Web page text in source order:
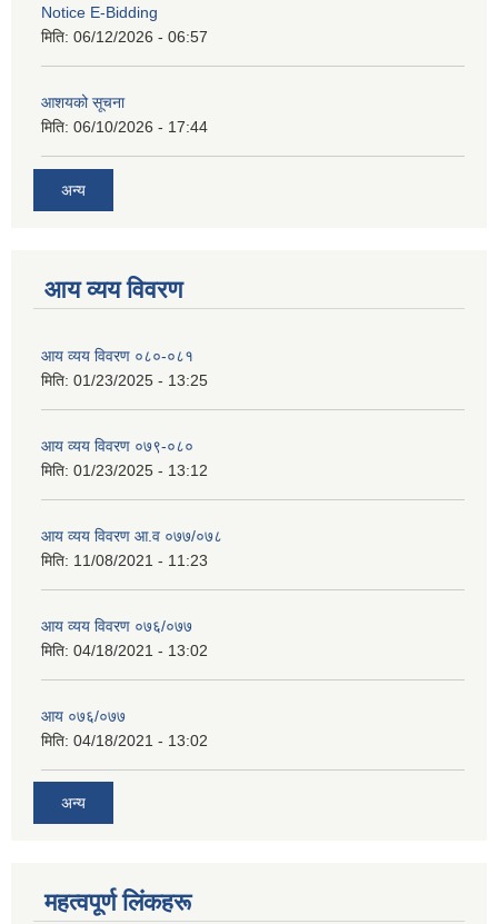
Notice E-Bidding
मिति: 06/12/2026 - 06:57
आशयको सूचना
मिति: 06/10/2026 - 17:44
अन्य
आय व्यय विवरण
आय व्यय विवरण ०८०-०८१
मिति: 01/23/2025 - 13:25
आय व्यय विवरण ०७९-०८०
मिति: 01/23/2025 - 13:12
आय व्यय विवरण आ.व ०७७/०७८
मिति: 11/08/2021 - 11:23
आय व्यय विवरण ०७६/०७७
मिति: 04/18/2021 - 13:02
आय ०७६/०७७
मिति: 04/18/2021 - 13:02
अन्य
महत्वपूर्ण लिंकहरू